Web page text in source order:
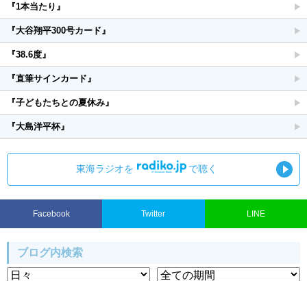
『1本当たり』
『大谷翔平300号カード』
『38.6度』
『直筆サインカード』
『子どもたちとの夏休み』
『大島洋平杯』
東海ラジオを で聴く
Facebook Twitter LINE
ブログ内検索